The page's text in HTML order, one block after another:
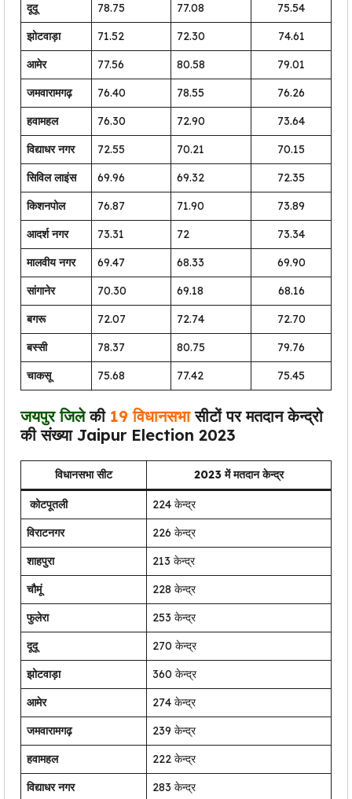
दूदू
78.75 77.08
75.54
झोटवाड़ा
71.52 72.30
74.61
आमेर
77.56 80.58
79.01
जमवारामगढ़
76.40 78.55
76.26
हवामहल
76.30 72.90
73.64
विद्याधर नगर
72.55 70.21
70.15
सिविल लाइंस
69.96 69.32
72.35
किशनपोल
76.87 71.90
73.89
आदर्श नगर
73.31 72
73.34
मालवीय नगर
69.47 68.33
69.90
सांगानेर
70.30 69.18
68.16
बगरू
72.07 72.74
72.70
बस्सी
78.37 80.75
79.76
चाकसू
75.68 77.42 75.45
जयपुरजिलेकी 19 विधानसभासीटों पर मतदान केन्द्रो
की संख्या Jaipur Election 2023
विधानसभा सीट 2023 में मतदान केन्द्र
कोटपूतली
224 केन्द्र
विराटनगर
226 केन्द्र
शाहपुरा
213 केन्द्र
चौमूं
228 केन्द्र
फुलेरा
253 केन्द्र
दूदू
270 केन्द्र
झोटवाड़ा
360 केन्द्र
आमेर
274 केन्द्र
जमवारामगढ़
239 केन्द्र
हवामहल
222 केन्द्र
विद्याधर नगर
283 केन्द्र